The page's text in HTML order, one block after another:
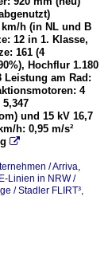
h (in NL und B
12 in 1. Klasse,
161 (4
Hochflur 1.180
Leistung am Rad:
4
5,347
und 15 kV 16,7
h: 0,95 m/s²

/ Arriva
Linien in NRW /
/ Stadler FLIRT³,